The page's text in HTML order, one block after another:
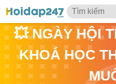
💥 NGÀY HỘI
KHOÁ HỌC